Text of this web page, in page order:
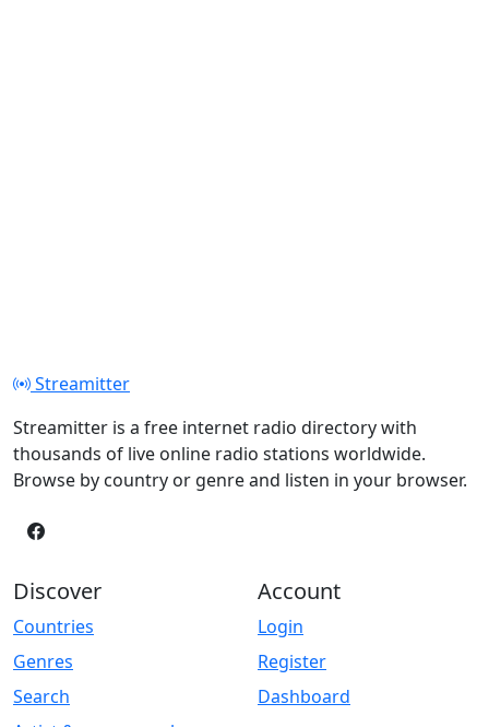
Streamitter
Streamitter is a free internet radio directory with
thousands of live online radio stations worldwide.
Browse by country or genre and listen in your browser.
Discover
Countries
Genres
Search
Account
Login
Register
Dashboard